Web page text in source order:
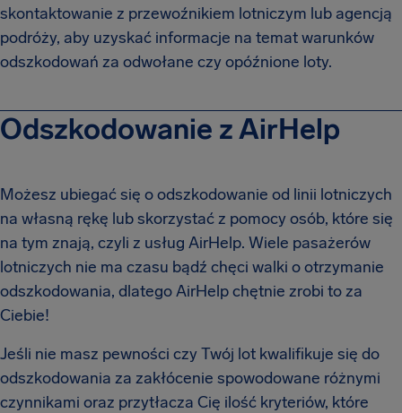
skontaktowanie z przewoźnikiem lotniczym lub agencją
podróży, aby uzyskać informacje na temat warunków
odszkodowań za odwołane czy opóźnione loty.
Odszkodowanie z AirHelp
Możesz ubiegać się o odszkodowanie od linii lotniczych
na własną rękę lub skorzystać z pomocy osób, które się
na tym znają, czyli z usług AirHelp. Wiele pasażerów
lotniczych nie ma czasu bądź chęci walki o otrzymanie
odszkodowania, dlatego AirHelp chętnie zrobi to za
Ciebie!
Jeśli nie masz pewności czy Twój lot kwalifikuje się do
odszkodowania za zakłócenie spowodowane różnymi
czynnikami oraz przytłacza Cię ilość kryteriów, które